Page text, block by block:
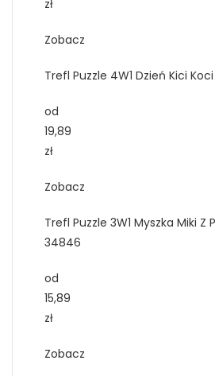
zł
Zobacz
Trefl Puzzle 4W1 Dzień Kici
od
19,89
zł
Zobacz
Trefl Puzzle 3W1 Myszka Miki Z
34846
od
15,89
zł
Zobacz